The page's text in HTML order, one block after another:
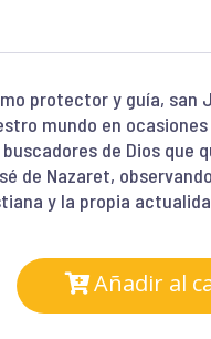
protector y guía, san
mundo en
de Dios que
de Nazaret,
y la propia
Añadir al